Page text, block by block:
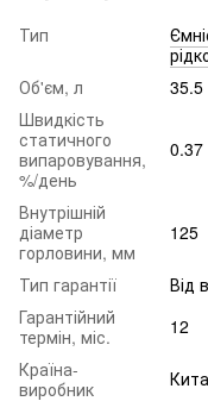
Тип
Об'єм, л
35.5
Швидкість
статичного
випаровування,
%/день
0.37
Внутрішній
діаметр
горловини, мм
125
Тип гарантії
Від
Гарантійний
термін, міс.
12
Країна-
виробник